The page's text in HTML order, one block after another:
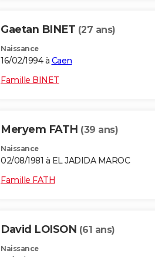
Gaetan BINET (27 ans)
Naissance
16/02/1994 à Caen
Famille BINET
Meryem FATH (39 ans)
Naissance
02/08/1981 à EL JADIDA MAROC
Famille FATH
David LOISON (61 ans)
Naissance